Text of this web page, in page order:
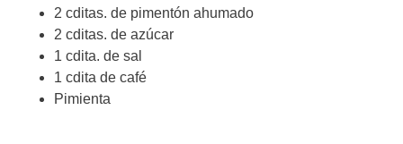
2 cditas. de pimentón ahumado
2 cditas. de azúcar
1 cdita. de sal
1 cdita de café
Pimienta